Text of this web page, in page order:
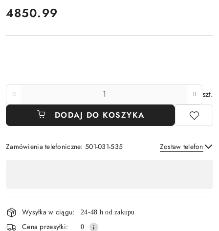
cena:
4850.99
szt.
DODAJ DO KOSZYKA
Zamówienia telefoniczne: 501-031-535 Zostaw telefon
i
dostawa
Wysyłka w ciągu: 24-48 h od zakupu
Cena przesyłki: 0